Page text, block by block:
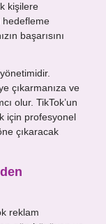
kişilere
hedefleme
başarısını
çıkarmanıza ve
olur. TikTok’un
için profesyonel
çıkaracak
reklam